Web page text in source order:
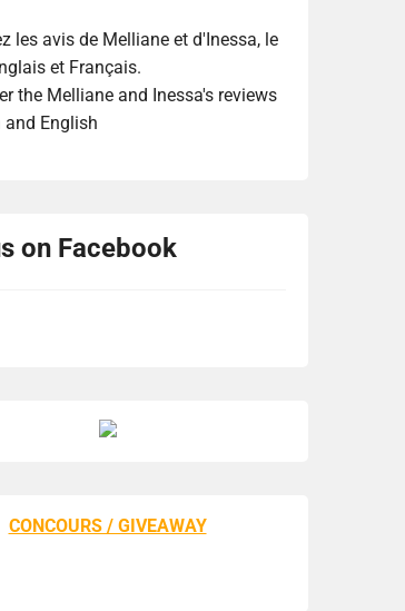
les avis de Melliane et d'Inessa, le
et Français.
the Melliane and Inessa's reviews
and English
on Facebook
CONCOURS / GIVEAWAY